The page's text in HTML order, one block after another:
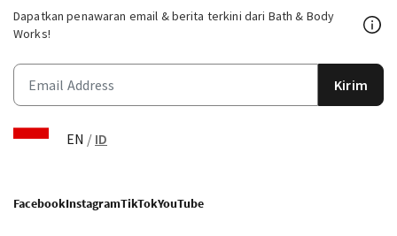
Dapatkan penawaran email & berita terkini dari Bath & Body
Works!
Kirim
EN / ID
FacebookInstagramTikTokYouTube